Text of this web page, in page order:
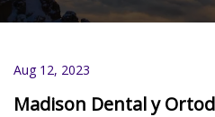
Aug 12, 2023
Madison Dental y